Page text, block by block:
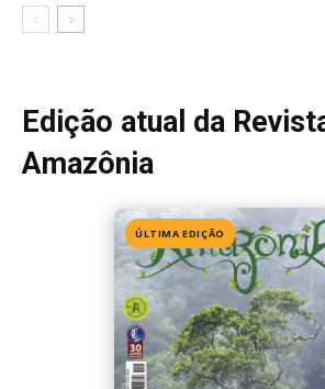
Edição 155· Julho 2026
📖 Ler agora